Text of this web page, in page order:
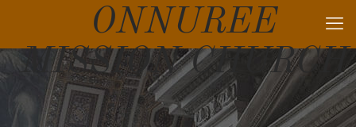
ONNUREE
MISSION CHURCH